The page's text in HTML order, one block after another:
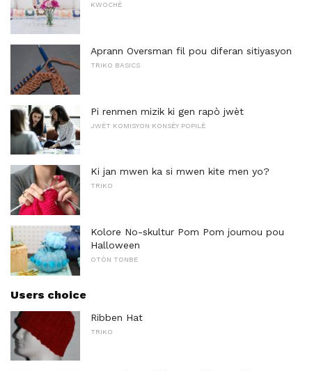
KWOCHÈ
Aprann Oversman fil pou diferan sitiyasyon
TRIKO BASICS
Pi renmen mizik ki gen rapò jwèt
JWÈT KOMISYON KONSÈY POPILÈ
Ki jan mwen ka si mwen kite men yo?
TRIKO
Kolore No-skultur Pom Pom joumou pou
Halloween
OTÒN TONBE
Users choice
Ribben Hat
TRIKO